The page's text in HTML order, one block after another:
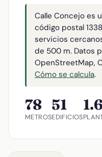
Calle Concejo es
código postal
servicios
de 500 m. Datos
OpenStreetMap,
Cómo se calcula.
78
METROS
51
EDIFICIOS
1.6